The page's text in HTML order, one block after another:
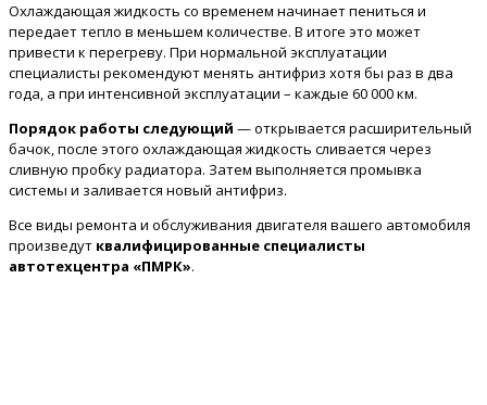
Охлаждающая жидкость со временем начинает пениться и
передает тепло в меньшем количестве. В итоге это может
привести к перегреву. При нормальной эксплуатации
специалисты рекомендуют менять антифриз хотя бы раз в два
года, а при интенсивной эксплуатации – каждые 60 000 км.
Порядок работы следующий — открывается расширительный
бачок, после этого охлаждающая жидкость сливается через
сливную пробку радиатора. Затем выполняется промывка
системы и заливается новый антифриз.
Все виды ремонта и обслуживания двигателя вашего автомобиля
произведут квалифицированные специалисты
автотехцентра «ПМРК».